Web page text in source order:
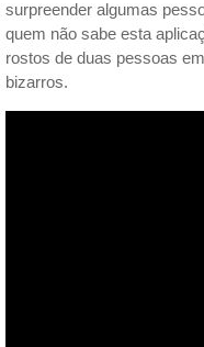
surpreender algumas
quem não sabe esta
rostos de duas pessoas
bizarros.